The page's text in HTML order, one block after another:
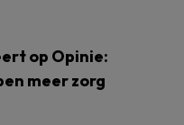
op Opinie:
meer zorg